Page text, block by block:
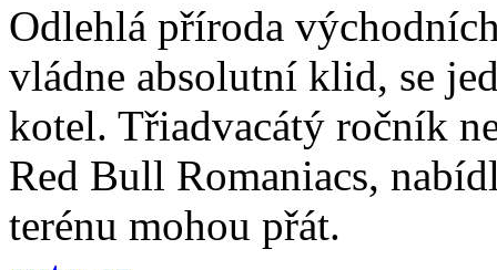
Odlehlá příroda
vládne absolutní klid, se
kotel. Třiadvacátý ročník
Red Bull Romaniacs,
terénu mohou přát.